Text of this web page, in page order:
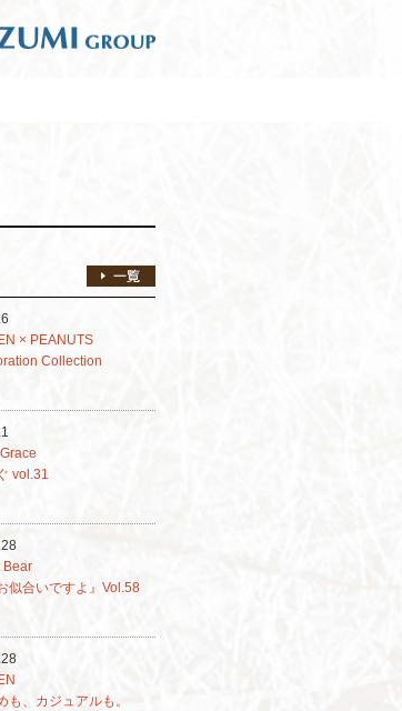
× PEANUTS
Collection
vol.31
Bear
似合いですよ』Vol.58
も、カジュアルも。